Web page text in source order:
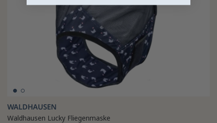
WALDHAUSEN
Waldhausen Lucky Fliegenmaske